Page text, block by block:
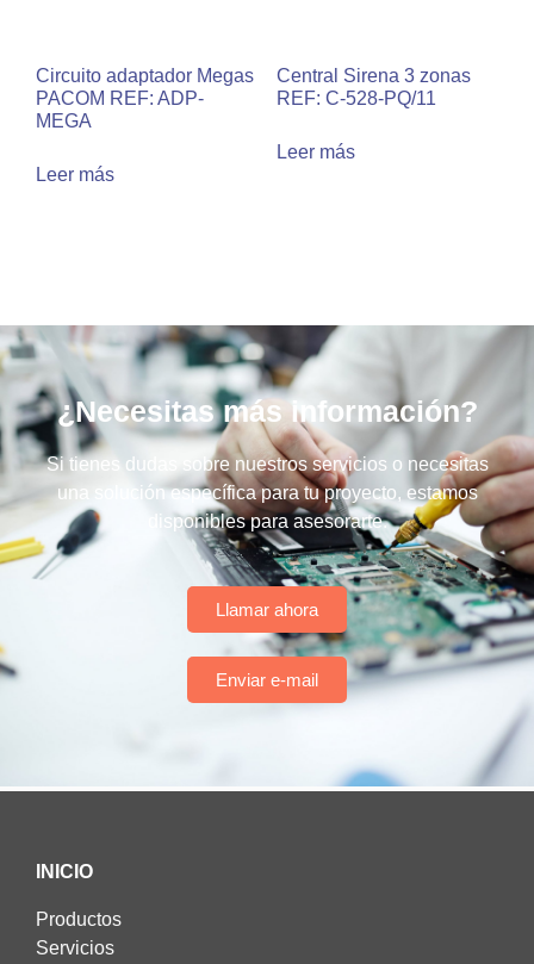
Circuito adaptador Megas
PACOM REF: ADP-
MEGA
Leer más
Central Sirena 3 zonas
REF: C-528-PQ/11
Leer más
¿Necesitas más información?
Si tienes dudas sobre nuestros servicios o necesitas
una solución específica para tu proyecto, estamos
disponibles para asesorarte.
Llamar ahora
Enviar e-mail
INICIO
Productos
Servicios